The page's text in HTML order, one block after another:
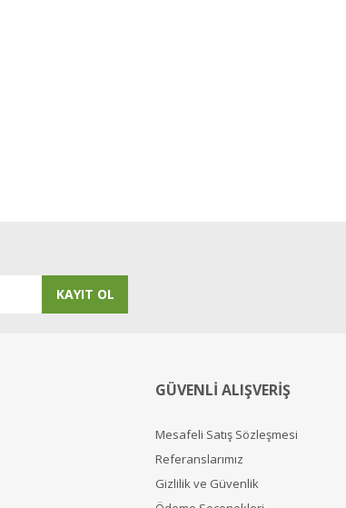
KAYIT OL
GÜVENLİ ALIŞVERİŞ
Mesafeli Satış Sözleşmesi
Referanslarımız
Gizlilik ve Güvenlik